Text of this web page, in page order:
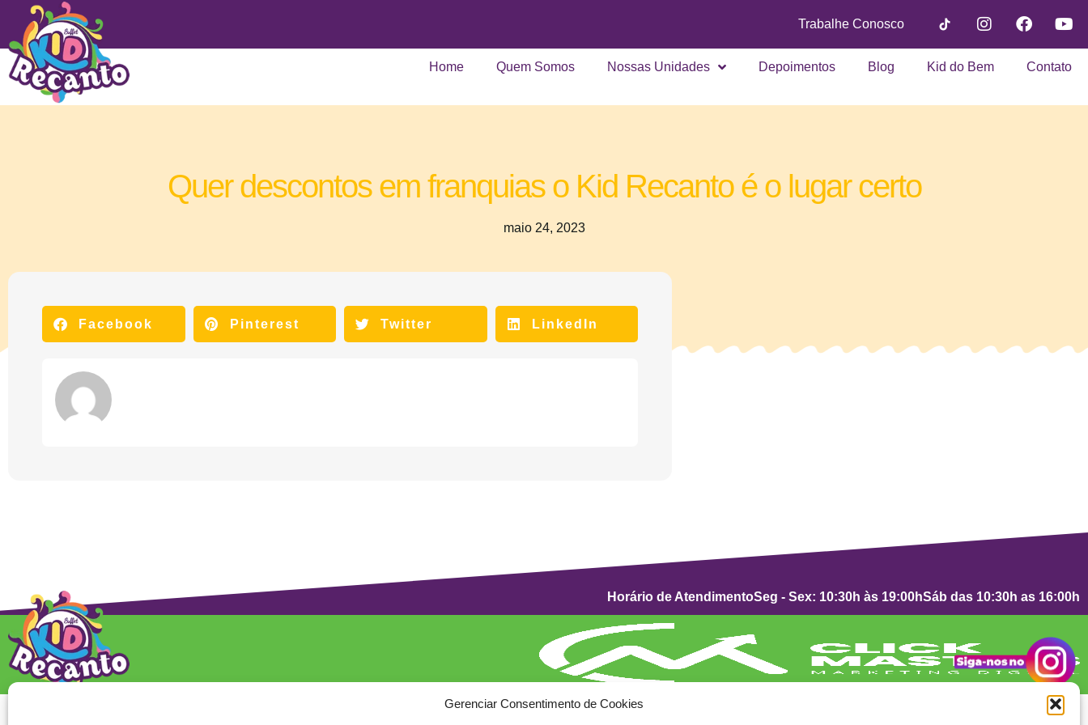
Gerenciar Consentimento de Cookies
Trabalhe Conosco
Home Quem Somos Nossas Unidades Depoimentos Blog Kid do Bem Contato
Quer descontos em franquias o Kid Recanto é o lugar certo
maio 24, 2023
Facebook Pinterest Twitter LinkedIn
Horário de AtendimentoSeg - Sex: 10:30h às 19:00hSáb das 10:30h as 16:00h